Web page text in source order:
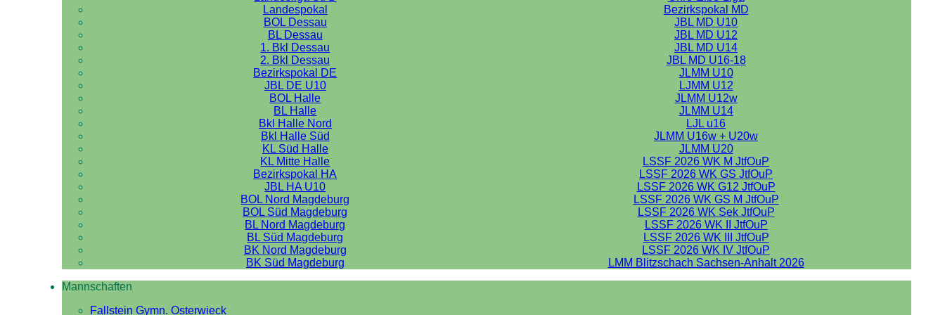
Landespokal
Bezirkspokal MD
BOL Dessau
JBL MD U10
BL Dessau
JBL MD U12
1. Bkl Dessau
JBL MD U14
2. Bkl Dessau
JBL MD U16-18
Bezirkspokal DE
JLMM U10
JBL DE U10
LJMM U12
BOL Halle
JLMM U12w
BL Halle
JLMM U14
Bkl Halle Nord
LJL u16
Bkl Halle Süd
JLMM U16w + U20w
KL Süd Halle
JLMM U20
KL Mitte Halle
LSSF 2026 WK M JtfOuP
Bezirkspokal HA
LSSF 2026 WK GS JtfOuP
JBL HA U10
LSSF 2026 WK G12 JtfOuP
BOL Nord Magdeburg
LSSF 2026 WK GS M JtfOuP
BOL Süd Magdeburg
LSSF 2026 WK Sek JtfOuP
BL Nord Magdeburg
LSSF 2026 WK II JtfOuP
BL Süd Magdeburg
LSSF 2026 WK III JtfOuP
BK Nord Magdeburg
LSSF 2026 WK IV JtfOuP
BK Süd Magdeburg
LMM Blitzschach Sachsen-Anhalt 2026
Mannschaften
Fallstein Gymn. Osterwieck